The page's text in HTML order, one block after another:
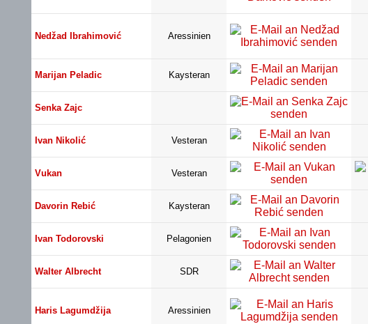
Nedžad Ibrahimović Aressinien
Marijan Peladic Kaysteran
Senka Zajc
Ivan Nikolić Vesteran
Vukan Vesteran
Davorin Rebić Kaysteran
Ivan Todorovski Pelagonien
Walter Albrecht SDR
Haris Lagumdžija Aressinien